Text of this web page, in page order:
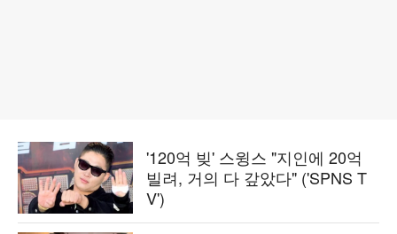
'120억 빚' 스윙스 "지인에 20억
빌려, 거의 다 갚았다" ('SPNS T
V')